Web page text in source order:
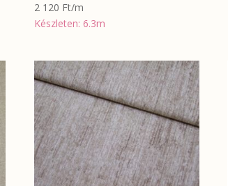
2 120 Ft/m
Készleten: 6.3m